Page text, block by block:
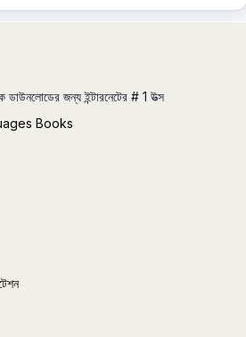
ডাউনলোডের জন্য ইন্টারনেটের # 1 উত্স
Books